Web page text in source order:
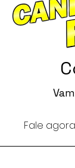
Fale